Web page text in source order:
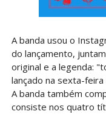
A banda usou o
do lançamento,
original e a legenda:
lançado na sexta-
A banda também
consiste nos quatro